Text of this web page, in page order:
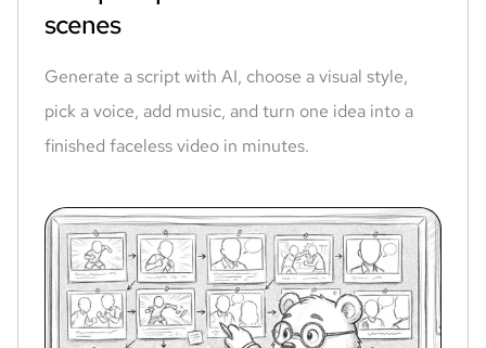
scenes
Generate a script with AI, choose a visual style,
pick a voice, add music, and turn one idea into a
finished faceless video in minutes.